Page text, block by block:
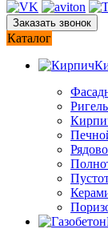
Заказать звонок
Каталог